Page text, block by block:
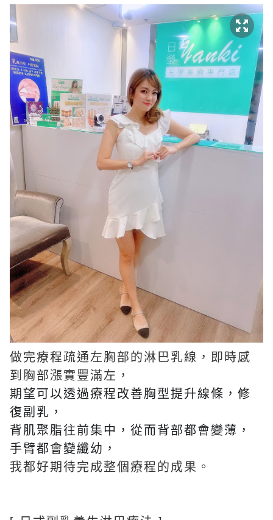
做完療程疏通左胸部的淋巴乳線，即時感
到胸部漲實豐滿左，
期望可以透過療程改善胸型提升線條， 修
復副乳，
背肌聚脂往前集中，從而背部都會變薄，
手臂都會變纖幼，
我都好期待完成整個療程的成果。